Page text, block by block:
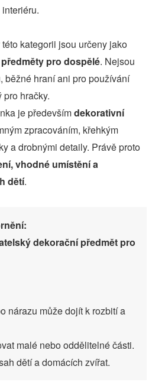
interiéru.
této kategorii jsou určeny jako
pro dospělé. Nejsou
běžné hraní ani pro používání
hračky.
je předevšímdekorativní
zpracováním, křehkým
a drobnými detaily. Právě proto
vhodné umístění a
dětí.
dekorační předmět pro
nárazu může dojít k rozbití a
malé nebo oddělitelné části.
dětí a domácích zvířat.